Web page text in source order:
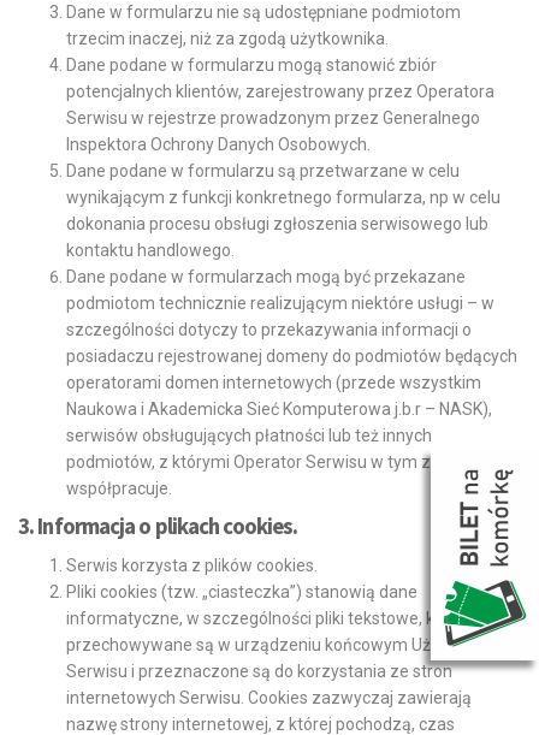
Dane w formularzu nie są udostępniane podmiotom
trzecim inaczej, niż za zgodą użytkownika.
Dane podane w formularzu mogą stanowić zbiór
potencjalnych klientów, zarejestrowany przez Operatora
Serwisu w rejestrze prowadzonym przez Generalnego
Inspektora Ochrony Danych Osobowych.
Dane podane w formularzu są przetwarzane w celu
wynikającym z funkcji konkretnego formularza, np w celu
dokonania procesu obsługi zgłoszenia serwisowego lub
kontaktu handlowego.
Dane podane w formularzach mogą być przekazane
podmiotom technicznie realizującym niektóre usługi – w
szczególności dotyczy to przekazywania informacji o
posiadaczu rejestrowanej domeny do podmiotów będących
operatorami domen internetowych (przede wszystkim
Naukowa i Akademicka Sieć Komputerowa j.b.r – NASK),
serwisów obsługujących płatności lub też innych
podmiotów, z którymi Operator Serwisu w tym zakresie
współpracuje.
3. Informacja o plikach cookies.
Serwis korzysta z plików cookies.
Pliki cookies (tzw. „ciasteczka”) stanowią dane
informatyczne, w szczególności pliki tekstowe, które
przechowywane są w urządzeniu końcowym Użytkownika
Serwisu i przeznaczone są do korzystania ze stron
internetowych Serwisu. Cookies zazwyczaj zawierają
nazwę strony internetowej, z której pochodzą, czas